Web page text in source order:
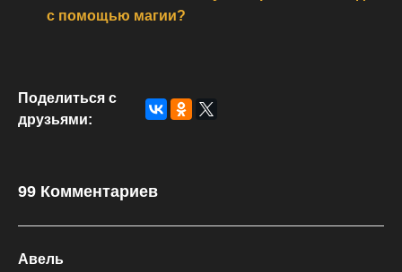
с помощью магии?
Поделиться с
друзьями:
99 Комментариев
Авель